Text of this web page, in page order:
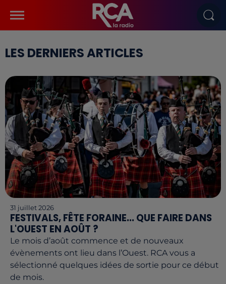
LES DERNIERS ARTICLES
31 juillet 2026
FESTIVALS, FÊTE FORAINE... QUE FAIRE DANS
L'OUEST EN AOÛT ?
Le mois d’août commence et de nouveaux
évènements ont lieu dans l’Ouest. RCA vous a
sélectionné quelques idées de sortie pour ce début
de mois.